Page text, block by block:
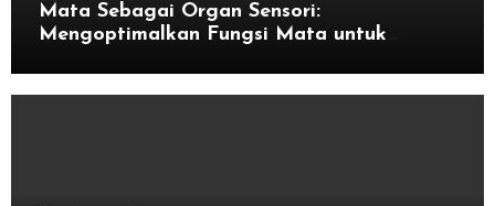
Mata Sebagai Organ Sensori:
Mengoptimalkan Fungsi Mata untuk